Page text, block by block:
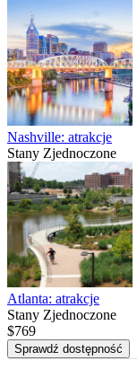
Nashville: atrakcje
Stany Zjednoczone
Atlanta: atrakcje
Stany Zjednoczone
$769
Sprawdź dostępność